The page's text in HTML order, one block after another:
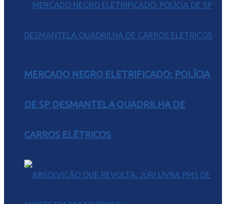
MERCADO NEGRO ELETRIFICADO: POLÍCIA
DE SP DESMANTELA QUADRILHA DE
CARROS ELÉTRICOS